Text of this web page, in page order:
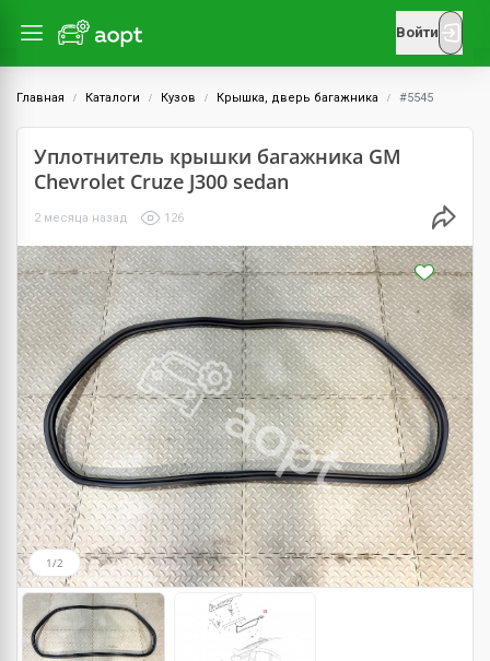
Войти
Главная Каталоги Кузов Крышка, дверь багажника #5545
Уплотнитель крышки багажника GM
Chevrolet Cruze J300 sedan
2 месяца назад 126
1/2